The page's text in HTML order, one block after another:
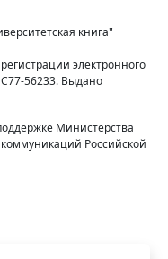
книга"
электронного
56233. Выдано
Министерства
Российской